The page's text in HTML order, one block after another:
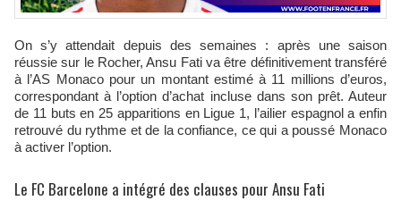
On s’y attendait depuis des semaines : après une saison
réussie sur le Rocher, Ansu Fati va être définitivement transféré
à l’AS Monaco pour un montant estimé à 11 millions d’euros,
correspondant à l’option d’achat incluse dans son prêt. Auteur
de 11 buts en 25 apparitions en Ligue 1, l’ailier espagnol a enfin
retrouvé du rythme et de la confiance, ce qui a poussé Monaco
à activer l’option.
Le FC Barcelone a intégré des clauses pour Ansu Fati